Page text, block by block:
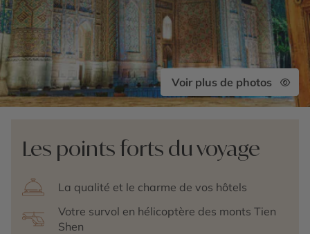
Voir plus de photos
Les points forts du voyage
La qualité et le charme de vos hôtels
Votre survol en hélicoptère des monts Tien
Shen